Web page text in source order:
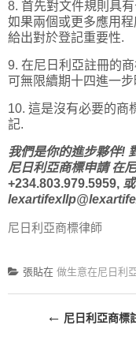
8. 首先對文件規則具
如果兩個或更多應用
給出對於登記重要性.
9. 在尼日利亞註冊的
可無限續期十四進一
10. 這是沒有必要的商
記.
我們是你的進步夥伴!
尼日利亞商標申請在
+234.803.979.5959,
尼日利亞商標律師
張貼在 做生意在尼日利
← 尼日利亞商標